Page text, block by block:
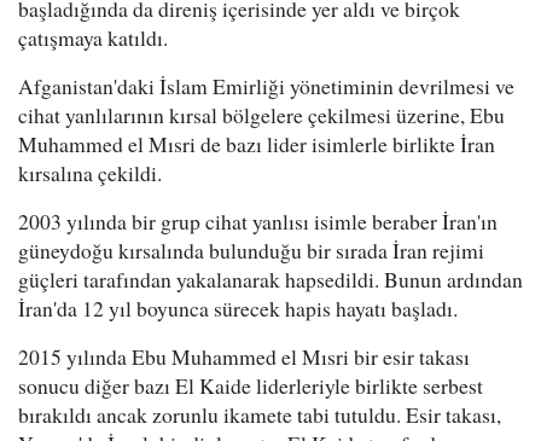
başladığında da direniş içerisinde yer aldı ve birçok
çatışmaya katıldı.
Afganistan'daki İslam Emirliği yönetiminin devrilmesi ve
cihat yanlılarının kırsal bölgelere çekilmesi üzerine, Ebu
Muhammed el Mısri de bazı lider isimlerle birlikte İran
kırsalına çekildi.
2003 yılında bir grup cihat yanlısı isimle beraber İran'ın
güneydoğu kırsalında bulunduğu bir sırada İran rejimi
güçleri tarafından yakalanarak hapsedildi. Bunun ardından
İran'da 12 yıl boyunca sürecek hapis hayatı başladı.
2015 yılında Ebu Muhammed el Mısri bir esir takası
sonucu diğer bazı El Kaide liderleriyle birlikte serbest
bırakıldı ancak zorunlu ikamete tabi tutuldu. Esir takası,